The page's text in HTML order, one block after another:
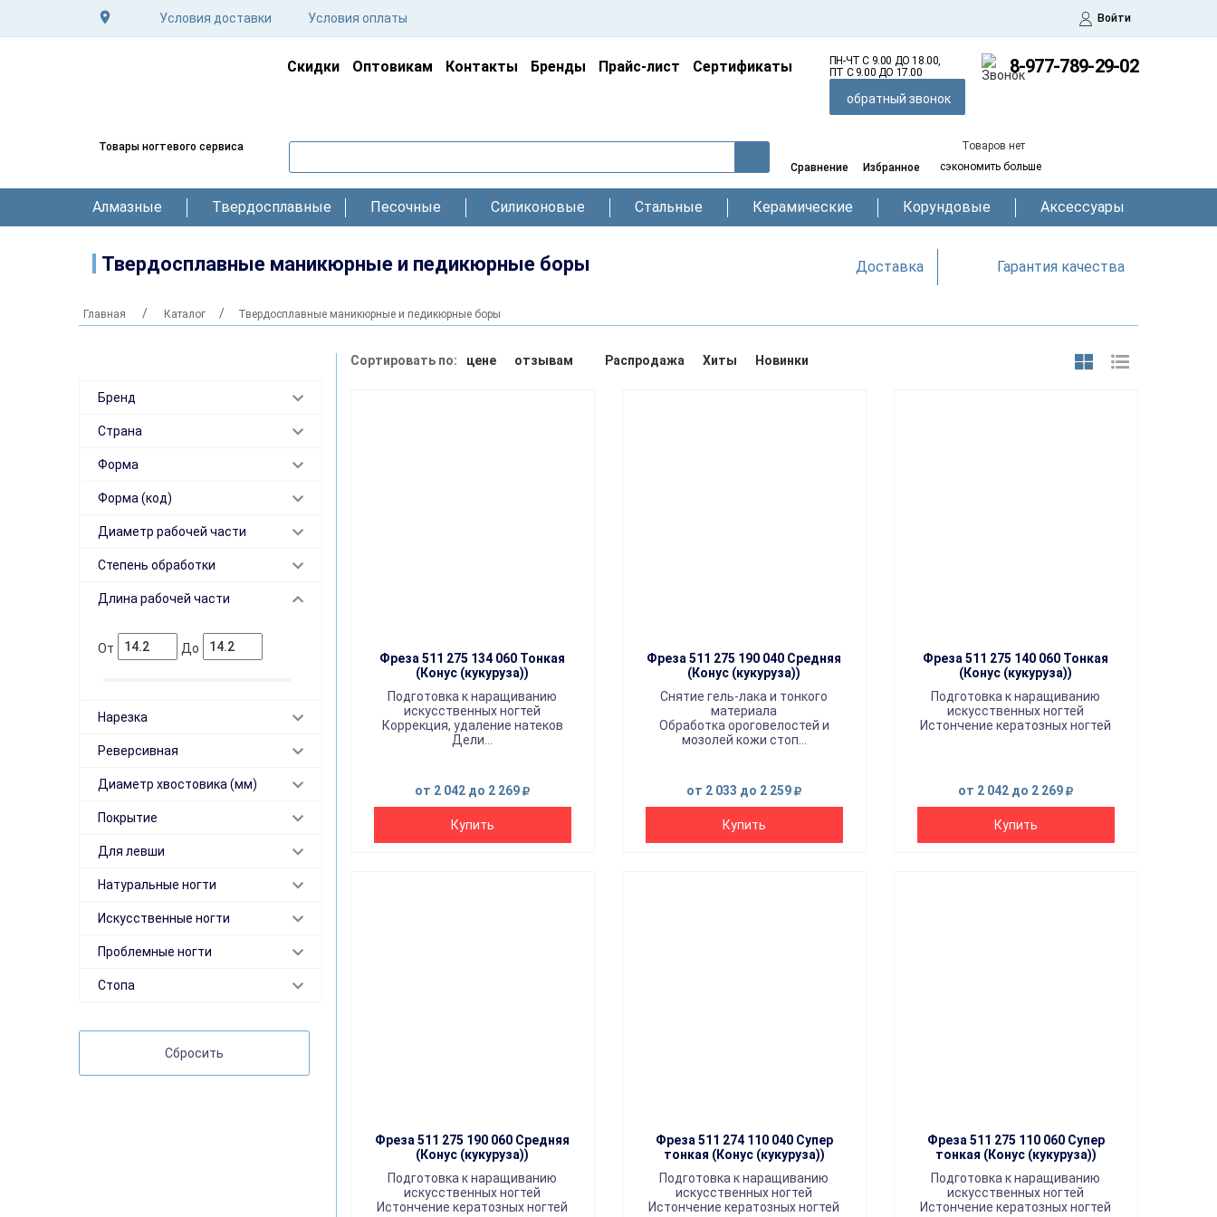
Условия доставки Условия оплаты Войти
Товары ногтевого сервиса
Скидки Оптовикам Контакты Бренды Прайс-лист Сертификаты
ПН-ЧТ С 9.00 ДО 18.00,
ПТ С 9.00 ДО 17.00
обратный звонок
8-977-789-29-02
Сравнение Избранное
Товаров нет
сэкономить больше
Алмазные Твердосплавные Песочные Силиконовые Стальные Керамические Корундовые Аксессуары
Твердосплавные маникюрные и педикюрные боры Доставка Гарантия качества
Главная Каталог Твердосплавные маникюрные и педикюрные боры
Бренд
Страна
Форма
Форма (код)
Диаметр рабочей части
Степень обработки
Длина рабочей части
От До
Нарезка
Реверсивная
Диаметр хвостовика (мм)
Покрытие
Для левши
Натуральные ногти
Искусственные ногти
Проблемные ногти
Стопа
Сбросить
Сортировать по: цене отзывам Распродажа Хиты Новинки
Фреза 511 275 134 060 Тонкая
(Конус (кукуруза))
от 2 042 до 2 269
Подготовка к наращиванию
искусственных ногтей
Коррекция, удаление натеков
Дели...
Купить
Фреза 511 275 190 040 Средняя
(Конус (кукуруза))
от 2 033 до 2 259
Снятие гель-лака и тонкого
материала
Обработка ороговелостей и
мозолей кожи стоп...
Купить
Фреза 511 275 140 060 Тонкая
(Конус (кукуруза))
от 2 042 до 2 269
Подготовка к наращиванию
искусственных ногтей
Истончение кератозных ногтей
Купить
Фреза 511 275 190 060 Средняя
(Конус (кукуруза))
Подготовка к наращиванию
искусственных ногтей
Истончение кератозных ногтей
Фреза 511 274 110 040 Супер
тонкая (Конус (кукуруза))
Подготовка к наращиванию
искусственных ногтей
Истончение кератозных ногтей
Фреза 511 275 110 060 Супер
тонкая (Конус (кукуруза))
Подготовка к наращиванию
искусственных ногтей
Истончение кератозных ногтей